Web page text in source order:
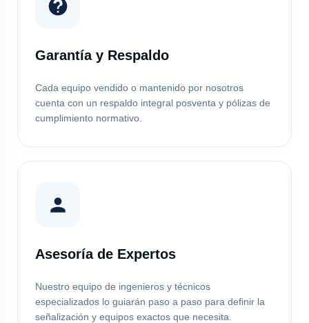
Garantía y Respaldo
Cada equipo vendido o mantenido por nosotros
cuenta con un respaldo integral posventa y pólizas de
cumplimiento normativo.
Asesoría de Expertos
Nuestro equipo de ingenieros y técnicos
especializados lo guiarán paso a paso para definir la
señalización y equipos exactos que necesita.